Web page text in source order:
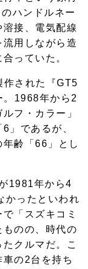
ハンドルネー
接、電気配線
用しながら造
っていた。
作された『GT5
。1968年から2
フ・カラー」
」であるが、
齢「66」とし
1981年から4
かったといわれ
「スズキコミ
ものの、時代の
クルマだ。こ
の2台を持ち